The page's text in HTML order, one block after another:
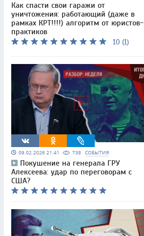
Как спасти свои гаражи от
уничтожения: работающий (даже в
рамках КРТ!!!!) алгоритм от юристов-
практиков
10 (1)
09.02.2026 21:41 738 СОБЫТИЯ
Покушение на генерала ГРУ
Алексеева: удар по переговорам с
США?